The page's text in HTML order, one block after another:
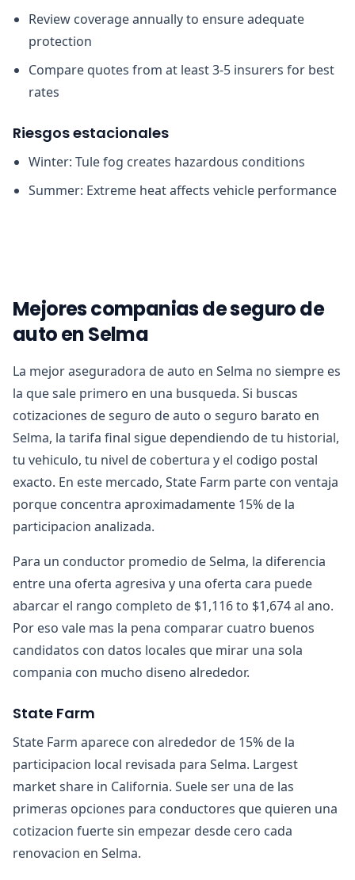
Review coverage annually to ensure adequate
protection
Compare quotes from at least 3-5 insurers for best
rates
Riesgos estacionales
Winter: Tule fog creates hazardous conditions
Summer: Extreme heat affects vehicle performance
Mejores companias de seguro de
auto en Selma
La mejor aseguradora de auto en Selma no siempre es
la que sale primero en una busqueda. Si buscas
cotizaciones de seguro de auto o seguro barato en
Selma, la tarifa final sigue dependiendo de tu historial,
tu vehiculo, tu nivel de cobertura y el codigo postal
exacto. En este mercado, State Farm parte con ventaja
porque concentra aproximadamente 15% de la
participacion analizada.
Para un conductor promedio de Selma, la diferencia
entre una oferta agresiva y una oferta cara puede
abarcar el rango completo de $1,116 to $1,674 al ano.
Por eso vale mas la pena comparar cuatro buenos
candidatos con datos locales que mirar una sola
compania con mucho diseno alrededor.
State Farm
State Farm aparece con alrededor de 15% de la
participacion local revisada para Selma. Largest
market share in California. Suele ser una de las
primeras opciones para conductores que quieren una
cotizacion fuerte sin empezar desde cero cada
renovacion en Selma.